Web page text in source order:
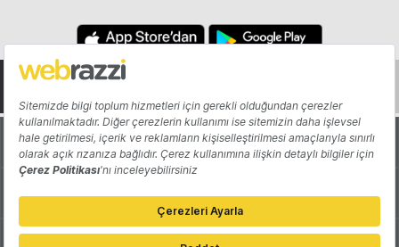
Hakkında Yazarlar
Katkıda Bulun Reklam